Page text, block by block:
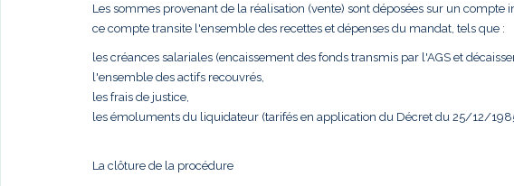
Les sommes provenant de la réalisation (vente) sont déposées sur un compte
ce compte transite l'ensemble des recettes et dépenses du mandat, tels que :
les créances salariales (encaissement des fonds transmis par l'AGS et
l'ensemble des actifs recouvrés,
les frais de justice,
les émoluments du liquidateur (tarifés en application du Décret du 25/12/
La clôture de la procédure